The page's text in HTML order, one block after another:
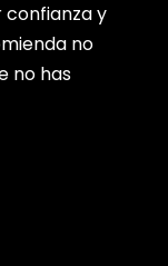
confianza y
no
no has